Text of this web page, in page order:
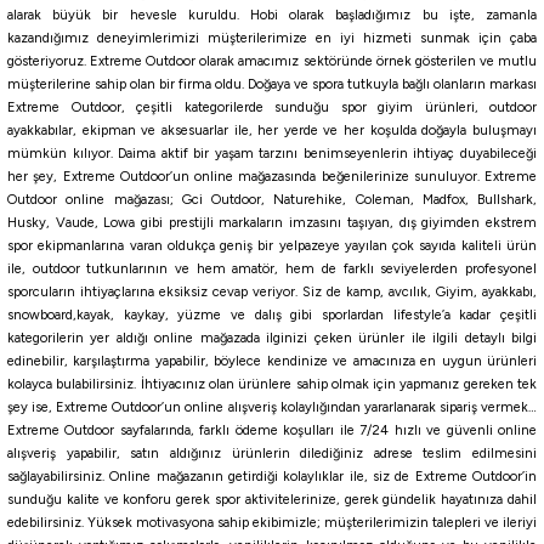
1.600,00₺
Havale ile 1.520,00 ₺
ZEBRA GLOW PINK IWASHI GLOW PINK Pink Miror
Fujin
Fujin Wild Vibe 90mm 34gr Sinking Vibrasyon Jig Yem
308,55₺
363,00 ₺
CHART BACK PEARL Sugar Lemon Orange Face Green Cheeks Sweet Bite Pink
alarak büyük bir hevesle kuruldu. Hobi olarak başladığımız bu işte, zamanla
kazandığımız deneyimlerimizi müşterilerimize en iyi hizmeti sunmak için çaba
gösteriyoruz. Extreme Outdoor olarak amacımız sektöründe örnek gösterilen ve mutlu
müşterilerine sahip olan bir firma oldu. Doğaya ve spora tutkuyla bağlı olanların markası
Extreme Outdoor, çeşitli kategorilerde sunduğu spor giyim ürünleri, outdoor
ayakkabılar, ekipman ve aksesuarlar ile, her yerde ve her koşulda doğayla buluşmayı
mümkün kılıyor. Daima aktif bir yaşam tarzını benimseyenlerin ihtiyaç duyabileceği
her şey, Extreme Outdoor’un online mağazasında beğenilerinize sunuluyor. Extreme
Outdoor online mağazası; Gci Outdoor, Naturehike, Coleman, Madfox, Bullshark,
Husky, Vaude, Lowa gibi prestijli markaların imzasını taşıyan, dış giyimden ekstrem
spor ekipmanlarına varan oldukça geniş bir yelpazeye yayılan çok sayıda kaliteli ürün
ile, outdoor tutkunlarının ve hem amatör, hem de farklı seviyelerden profesyonel
sporcuların ihtiyaçlarına eksiksiz cevap veriyor. Siz de kamp, avcılık, Giyim, ayakkabı,
snowboard,kayak, kaykay, yüzme ve dalış gibi sporlardan lifestyle’a kadar çeşitli
kategorilerin yer aldığı online mağazada ilginizi çeken ürünler ile ilgili detaylı bilgi
edinebilir, karşılaştırma yapabilir, böylece kendinize ve amacınıza en uygun ürünleri
kolayca bulabilirsiniz. İhtiyacınız olan ürünlere sahip olmak için yapmanız gereken tek
şey ise, Extreme Outdoor’un online alışveriş kolaylığından yararlanarak sipariş vermek…
Extreme Outdoor sayfalarında, farklı ödeme koşulları ile 7/24 hızlı ve güvenli online
alışveriş yapabilir, satın aldığınız ürünlerin dilediğiniz adrese teslim edilmesini
sağlayabilirsiniz. Online mağazanın getirdiği kolaylıklar ile, siz de Extreme Outdoor’in
sunduğu kalite ve konforu gerek spor aktivitelerinize, gerek gündelik hayatınıza dahil
edebilirsiniz. Yüksek motivasyona sahip ekibimizle; müşterilerimizin talepleri ve ileriyi